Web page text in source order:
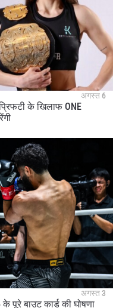
अगस्त 6
के खिलाफ ONE
अगस्त 3
पूरे बाउट कार्ड की घोषणा